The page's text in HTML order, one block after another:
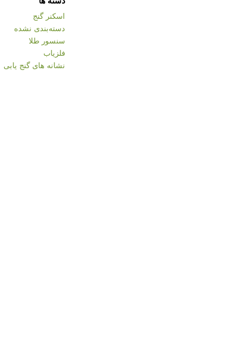
اسکنر گنج
دسته‌بندی نشده
سنسور طلا
فلزیاب
نشانه های گنج یابی